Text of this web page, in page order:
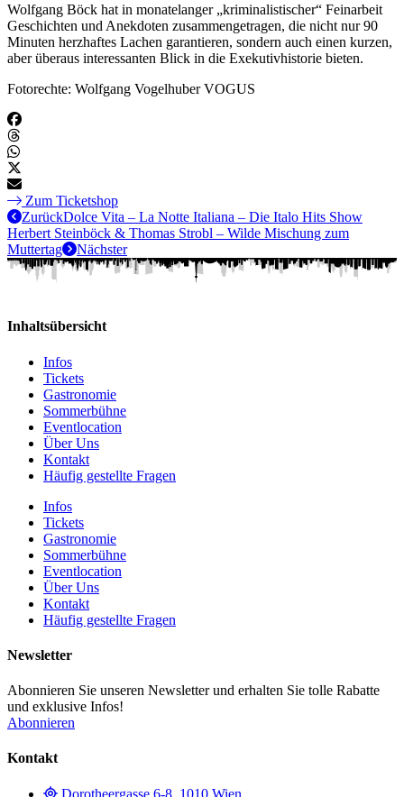
Wolfgang Böck hat in monatelanger „kriminalistischer“ Feinarbeit
Geschichten und Anekdoten zusammengetragen, die nicht nur 90
Minuten herzhaftes Lachen garantieren, sondern auch einen kurzen,
aber überaus interessanten Blick in die Exekutivhistorie bieten.
Fotorechte: Wolfgang Vogelhuber VOGUS
Zum Ticketshop
ZurückDolce Vita – La Notte Italiana – Die Italo Hits Show
Herbert Steinböck & Thomas Strobl – Wilde Mischung zum
Muttertag
Nächster
Inhaltsübersicht
Infos
Tickets
Gastronomie
Sommerbühne
Eventlocation
Über Uns
Kontakt
Häufig gestellte Fragen
Infos
Tickets
Gastronomie
Sommerbühne
Eventlocation
Über Uns
Kontakt
Häufig gestellte Fragen
Newsletter
Abonnieren Sie unseren Newsletter und erhalten Sie tolle Rabatte
und exklusive Infos!
Abonnieren
Kontakt
Dorotheergasse 6-8, 1010 Wien